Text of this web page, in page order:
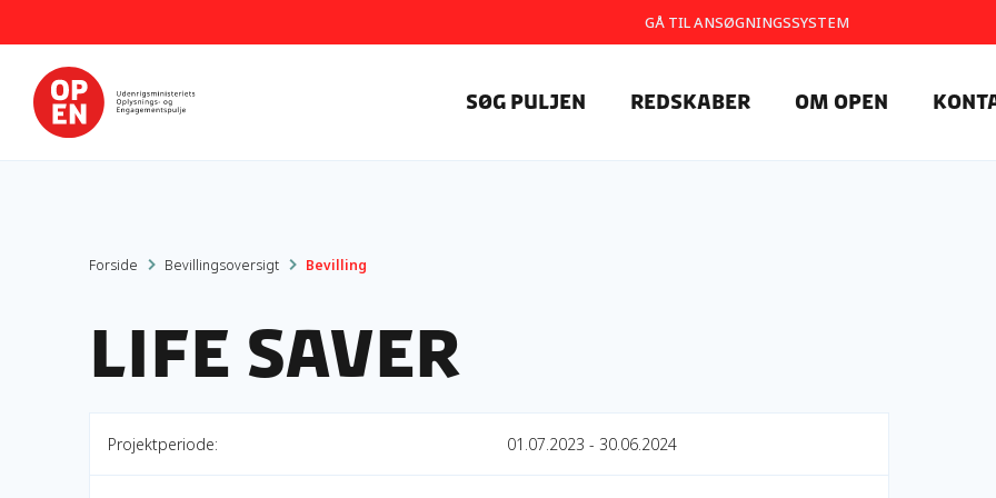
GÅ TIL ANSØGNINGSSYSTEM
Søg Puljen Redskaber Om OpEn
Forside Bevillingsoversigt Bevilling
Life Saver
Projektperiode: 01.07.2023 - 30.06.2024